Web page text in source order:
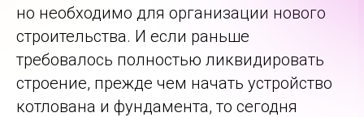
но необходимо для организации нового
строительства. И если раньше
требовалось полностью ликвидировать
строение, прежде чем начать устройство
котлована и фундамента, то сегодня